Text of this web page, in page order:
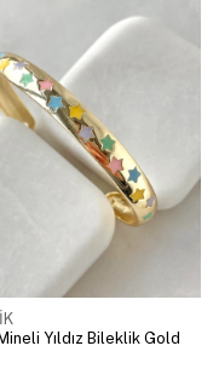
Yıldız Bileklik Gold